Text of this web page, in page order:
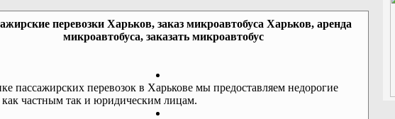
перевозки Харьков, заказ микроавтобуса Харьков, аренда
микроавтобуса, заказать микроавтобус
пассажирских перевозок в Харькове мы предоставляем недорогие
как частным так и юридическим лицам.